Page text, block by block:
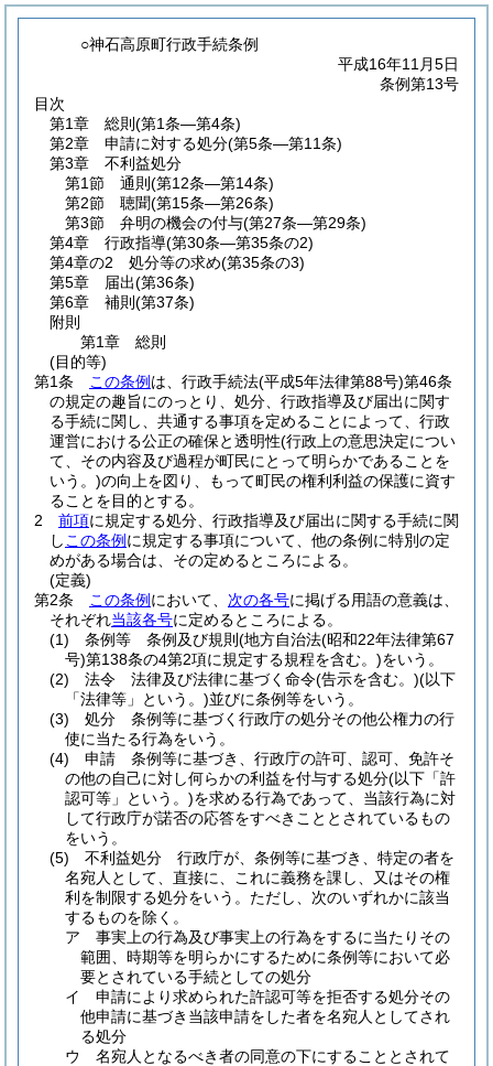
○神石高原町行政手続条例
平成16年11月5日
条例第13号
目次
第1章
総則 (第1条―第4条)
第2章
申請に対する処分(第5条―第11条)
第3章
不利益処分
第1節
通則 (第12条―第14条)
第2節
聴聞(第15条―第26条)
第3節
弁明の機会の付与(第27条―第29条)
第4章
行政指導(第30条―第35条の2)
第4章の2
処分等の求め(第35条の3)
第5章
届出(第36条)
第6章
補則 (第37条)
附則
第1章
総則
(目的等)
第1条
この条例 は、行政手続法(平成5年法律第88号)第46条
の規定の趣旨にのっとり、処分、行政指導及び届出に関す
る手続に関し、共通する事項を定めることによって、行政
運営における公正の確保と透明性(行政上の意思決定につい
て、その内容及び過程が町民にとって明らかであることを
いう。)の向上を図り、もって町民の権利利益の保護に資す
ることを目的とする。
2
前項に規定する処分、行政指導及び届出に関する手続に関
し この条例 に規定する事項について、他の条例に特別の定
めがある場合は、その定めるところによる。
(定義)
第2条
この条例 において、 次の各号に掲げる用語の意義は、
それぞれ当該各号に定めるところによる。
(1)
条例等 条例及び規則 (地方自治法(昭和22年法律第67
号)第138条の4第2項に規定する規程を含む。)をいう。
(2)
法令 法律及び法律に基づく命令(告示を含む。)(以下
「法律等」という。)並びに条例等をいう。
(3)
処分 条例等に基づく行政庁の処分その他公権力の行
使に当たる行為をいう。
(4)
申請 条例等に基づき、行政庁の許可、認可、免許そ
の他の自己に対し何らかの利益を付与する処分(以下「許
認可等」という。)を求める行為であって、当該行為に対
して行政庁が諾否の応答をすべきこととされているもの
をいう。
(5)
不利益処分 行政庁が、条例等に基づき、特定の者を
名宛人として、直接に、これに義務を課し、又はその権
利を制限する処分をいう。 ただし、次のいずれかに該当
するものを除く。
ア
事実上の行為及び事実上の行為をするに当たりその
範囲、時期等を明らかにするために条例等において必
要とされている手続としての処分
イ
申請により求められた許認可等を拒否する処分その
他申請に基づき当該申請をした者を名宛人としてされ
る処分
ウ
名宛人となるべき者の同意の下にすることとされて